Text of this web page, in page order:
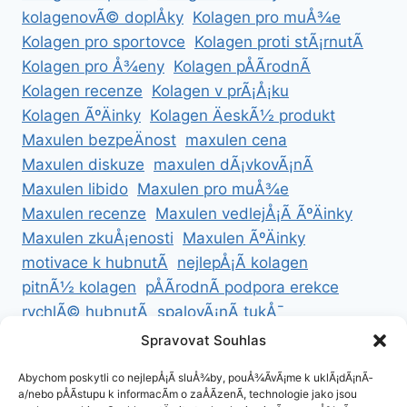
kolagenovÃ© doplÅky Kolagen pro muÅ¾e
Kolagen pro sportovce Kolagen proti stÃ¡rnutÃ­
Kolagen pro Å¾eny Kolagen pÅÃ­rodnÃ­
Kolagen recenze Kolagen v prÃ¡Å¡ku
Kolagen ÃºÄinky Kolagen ÄeskÃ½ produkt
Maxulen bezpeÄnost maxulen cena
Maxulen diskuze maxulen dÃ¡vkovÃ¡nÃ­
Maxulen libido Maxulen pro muÅ¾e
Maxulen recenze Maxulen vedlejÅ¡Ã­ ÃºÄinky
Maxulen zkuÅ¡enosti Maxulen ÃºÄinky
motivace k hubnutÃ­ nejlepÅ¡Ã­ kolagen
pitnÃ½ kolagen pÅÃ­rodnÃ­ podpora erekce
rychlÃ© hubnutÃ­ spalovÃ¡nÃ­ tukÅ¯
ZdravÃ© hubnutÃ­ ZdravÃ© recepty na hubnutÃ­
Spravovat Souhlas
Abychom poskytli co nejlepÅ¡Ã­ sluÅ¾by, pouÅ¾Ã­vÃ¡me k uklÃ¡dÃ¡nÃ­
a/nebo pÅÃ­stupu k informacÃ­m o zaÅÃ­zenÃ­, technologie jako jsou